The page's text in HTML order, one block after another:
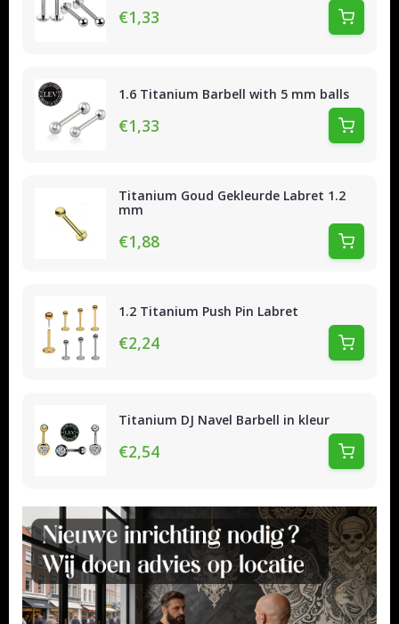
€1,33
1.6 Titanium Barbell with 5 mm balls
€1,33
Titanium Goud Gekleurde Labret 1.2
mm
€1,88
1.2 Titanium Push Pin Labret
€2,24
Titanium DJ Navel Barbell in kleur
€2,54